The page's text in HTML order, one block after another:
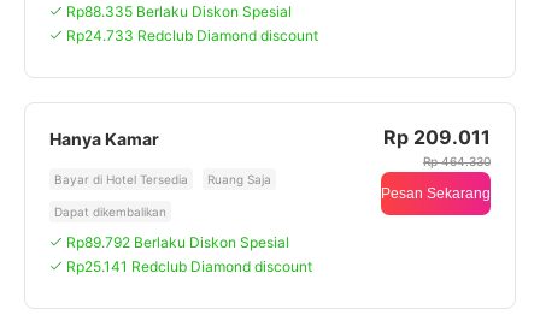
Rp88.335 Berlaku Diskon Spesial
Rp24.733 Redclub Diamond discount
Hanya Kamar
Bayar di Hotel Tersedia Ruang Saja
Dapat dikembalikan
Rp89.792 Berlaku Diskon Spesial
Rp25.141 Redclub Diamond discount
Rp 209.011
Rp 464.330
Pesan Sekarang